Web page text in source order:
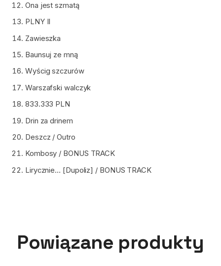
Ona jest szmatą
PLNY II
Zawieszka
Baunsuj ze mną
Wyścig szczurów
Warszafski walczyk
833.333 PLN
Drin za drinem
Deszcz / Outro
Kombosy / BONUS TRACK
Lirycznie… [Dupoliz] / BONUS TRACK
Powiązane produkty